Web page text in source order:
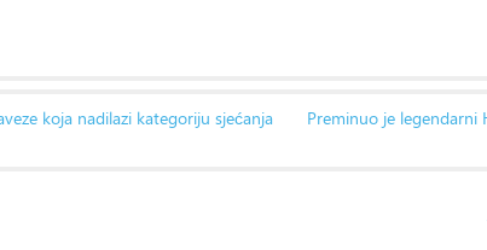
koja nadilazi kategoriju sjećanja
Preminuo je legendarni